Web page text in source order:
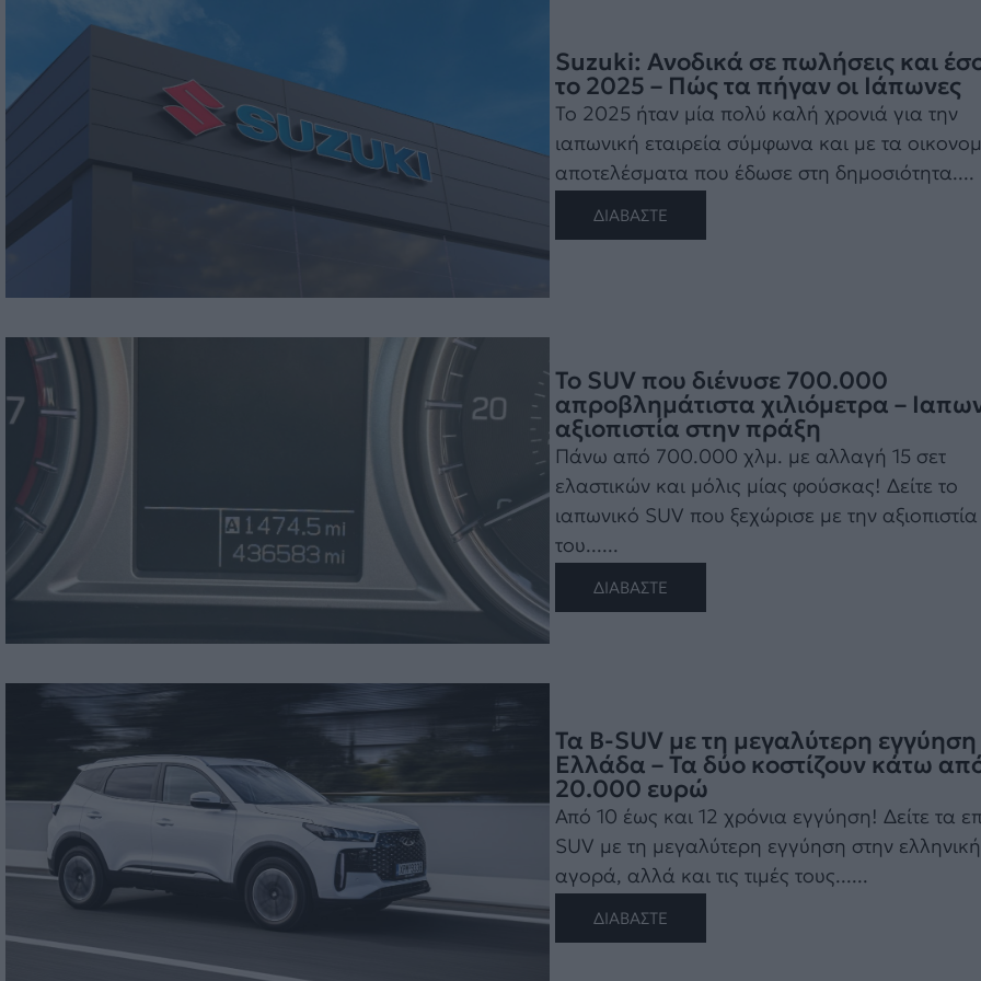
Suzuki: Ανοδικά σε πωλήσεις και
το 2025 – Πώς τα πήγαν οι Ιάπωνες
To 2025 ήταν μία πολύ καλή χρονιά για την
ιαπωνική εταιρεία σύμφωνα και με τα
αποτελέσματα που έδωσε στη δημοσιότητα....
ΔΙΑΒΑΣΤΕ
Το SUV που διένυσε 700.000
απροβλημάτιστα χιλιόμετρα –
αξιοπιστία στην πράξη
Πάνω από 700.000 χλμ. με αλλαγή 15 σετ
ελαστικών και μόλις μίας φούσκας! Δείτε το
ιαπωνικό SUV που ξεχώρισε με την αξιοπιστία
του......
ΔΙΑΒΑΣΤΕ
Τα B-SUV με τη μεγαλύτερη
Ελλάδα – Τα δύο κοστίζουν κάτω
20.000 ευρώ
Από 10 έως και 12 χρόνια εγγύηση! Δείτε τα
SUV με τη μεγαλύτερη εγγύηση στην ελληνική
αγορά, αλλά και τις τιμές τους......
ΔΙΑΒΑΣΤΕ